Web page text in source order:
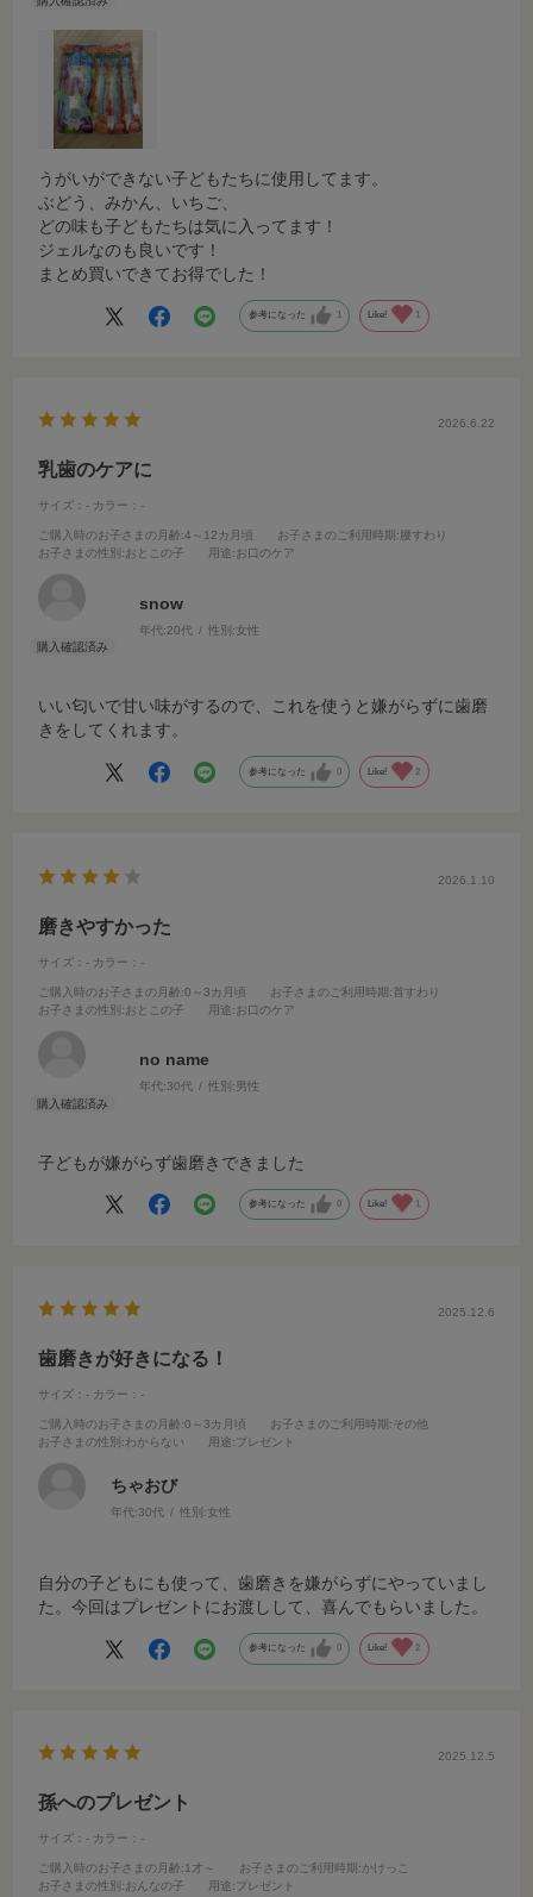
うがいができない子どもたちに使用してます。
ぶどう、みかん、いちご、
どの味も子どもたちは気に入ってます！
ジェルなのも良いです！
まとめ買いできてお得でした！
参考になった 1 Like! 1
2026.6.22
乳歯のケアに
サイズ：- カラー：-
ご購入時のお子さまの月齢:4～12カ月頃 お子さまのご利用時期 :腰すわり
お子さまの性別 :おとこの子 用途:お口のケア
snow
年代:20代 性別:女性
いい匂いで甘い味がするので、これを使うと嫌がらずに歯磨
きをしてくれます。
参考になった 0 Like! 2
2026.1.10
磨きやすかった
サイズ：- カラー：-
ご購入時のお子さまの月齢:0～3カ月頃 お子さまのご利用時期 :首すわり
お子さまの性別 :おとこの子 用途:お口のケア
no name
年代:30代 性別:男性
子どもが嫌がらず歯磨きできました
参考になった 0 Like! 1
2025.12.6
歯磨きが好きになる！
サイズ：- カラー：-
ご購入時のお子さまの月齢:0～3カ月頃 お子さまのご利用時期 :その他
お子さまの性別 :わからない 用途:プレゼント
ちゃおび
年代:30代 性別:女性
自分の子どもにも使って、歯磨きを嫌がらずにやっていまし
た。今回はプレゼントにお渡しして、喜んでもらいました。
参考になった 0 Like! 2
2025.12.5
孫へのプレゼント
サイズ：- カラー：-
ご購入時のお子さまの月齢:1才～ お子さまのご利用時期 :かけっこ
お子さまの性別 :おんなの子 用途:プレゼント